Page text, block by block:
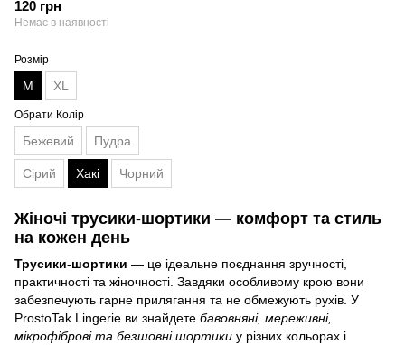
120 грн
Немає в наявності
Розмір
M XL
Обрати Колір
Бежевий Пудра
Сірий Хакі Чорний
Жіночі трусики-шортики — комфорт та стиль
на кожен день
Трусики-шортики — це ідеальне поєднання зручності,
практичності та жіночності. Завдяки особливому крою вони
забезпечують гарне прилягання та не обмежують рухів. У
ProstoTak Lingerie ви знайдете бавовняні, мереживні,
мікрофіброві та безшовні шортики у різних кольорах і